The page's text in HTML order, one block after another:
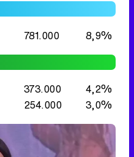
781.000 8,9%
373.000
4,2%
254.000 3,0%